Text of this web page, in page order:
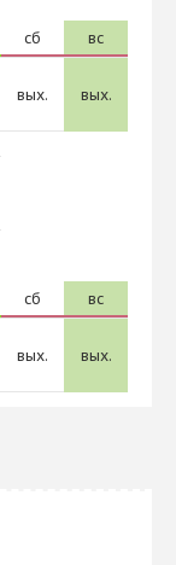
сб
вых.
вс
вых.
сб
вых.
вс
вых.